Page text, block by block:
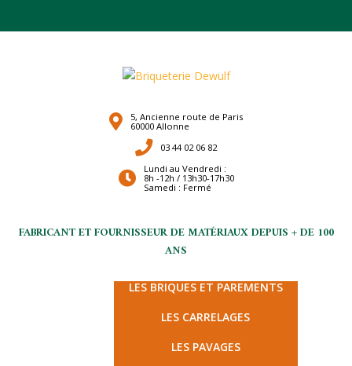
5, Ancienne route de Paris
60000 Allonne
03 44 02 06 82
Lundi au Vendredi :
8h -12h / 13h30-17h30
Samedi : Fermé
FABRICANT ET FOURNISSEUR DE MATÉRIAUX DEPUIS + DE 100
ANS
LES BRIQUES ET PAREMENTS
LES CARRELAGES
LES PAVAGES